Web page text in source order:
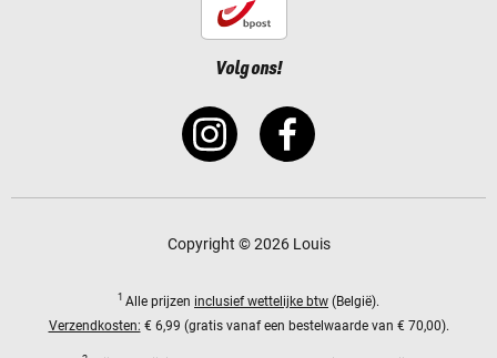
Volg ons!
Copyright © 2026 Louis
1 Alle prijzen inclusief wettelijke btw (België).
Verzendkosten: € 6,99 (gratis vanaf een bestelwaarde van € 70,00).